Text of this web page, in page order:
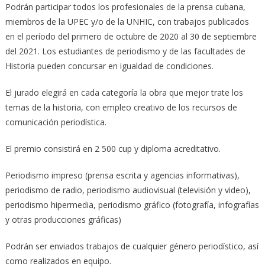
Podrán participar todos los profesionales de la prensa cubana,
miembros de la UPEC y/o de la UNHIC, con trabajos publicados
en el período del primero de octubre de 2020 al 30 de septiembre
del 2021. Los estudiantes de periodismo y de las facultades de
Historia pueden concursar en igualdad de condiciones.
El jurado elegirá en cada categoría la obra que mejor trate los
temas de la historia, con empleo creativo de los recursos de
comunicación periodística.
El premio consistirá en 2 500 cup y diploma acreditativo.
Periodismo impreso (prensa escrita y agencias informativas),
periodismo de radio, periodismo audiovisual (televisión y video),
periodismo hipermedia, periodismo gráfico (fotografía, infografías
y otras producciones gráficas)
Podrán ser enviados trabajos de cualquier género periodístico, así
como realizados en equipo.